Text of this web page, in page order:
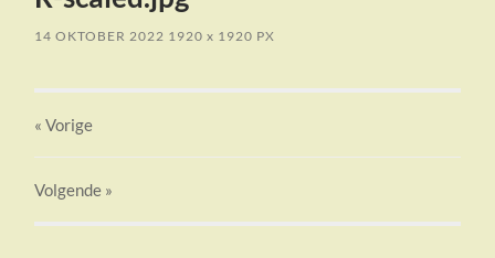
14 OKTOBER 2022 1920x 1920 PX
« Vorige
Volgende »